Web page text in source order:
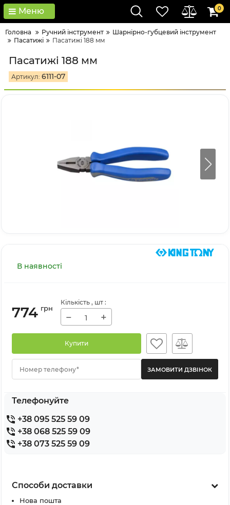
Меню 0
Головна Ручний інструмент
Шарнірно-губцевий інструмент
Пасатижі
Пасатижі 188 мм
Пасатижі 188 мм
Артикул: 6111-07
В наявності
774 грн
Кількість , шт :
− +
Купити
Номер телефону*
Телефонуйте
+38 095 525 59 09
+38 068 525 59 09
+38 073 525 59 09
Способи доставки
Нова пошта